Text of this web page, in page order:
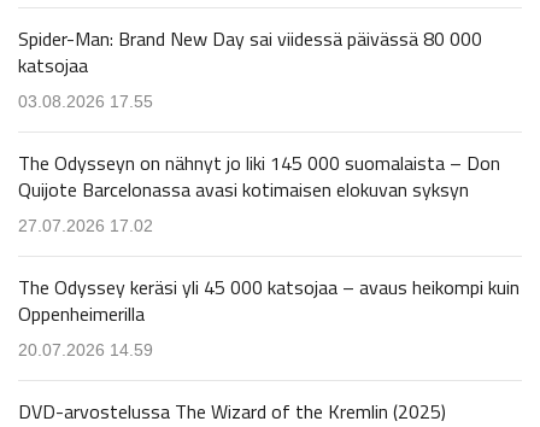
Spider-Man: Brand New Day sai viidessä päivässä 80 000
katsojaa
03.08.2026 17.55
The Odysseyn on nähnyt jo liki 145 000 suomalaista – Don
Quijote Barcelonassa avasi kotimaisen elokuvan syksyn
27.07.2026 17.02
The Odyssey keräsi yli 45 000 katsojaa – avaus heikompi kuin
Oppenheimerilla
20.07.2026 14.59
DVD-arvostelussa The Wizard of the Kremlin (2025)